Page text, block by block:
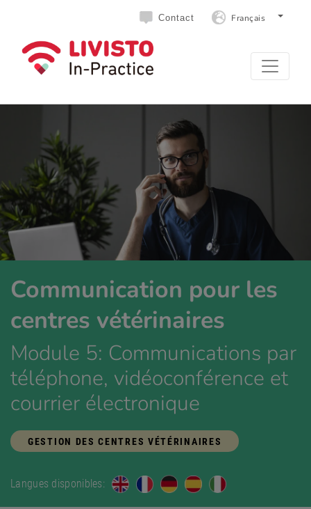
Contact Français
Communication pour les
centres vétérinaires
Module 5: Communications par
téléphone, vidéoconférence et
courrier électronique
GESTION DES CENTRES VÉTÉRINAIRES
Langues disponibles: